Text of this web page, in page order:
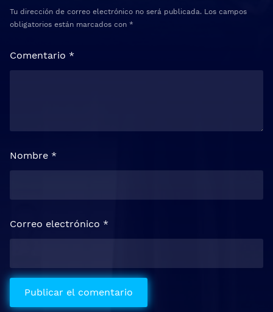
Tu dirección de correo electrónico no será publicada. Los campos
obligatorios están marcados con *
Comentario *
Nombre *
Correo electrónico *